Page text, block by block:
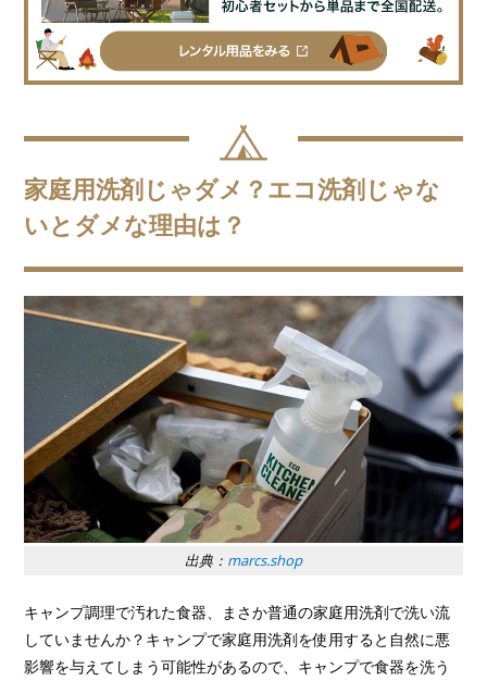
家庭用洗剤じゃダメ？エコ洗剤じゃな
いとダメな理由は？
出典： marcs.shop
キャンプ調理で汚れた食器、まさか普通の家庭用洗剤で洗い流
していませんか？キャンプで家庭用洗剤を使用すると自然に悪
影響を与えてしまう可能性があるので、キャンプで食器を洗う